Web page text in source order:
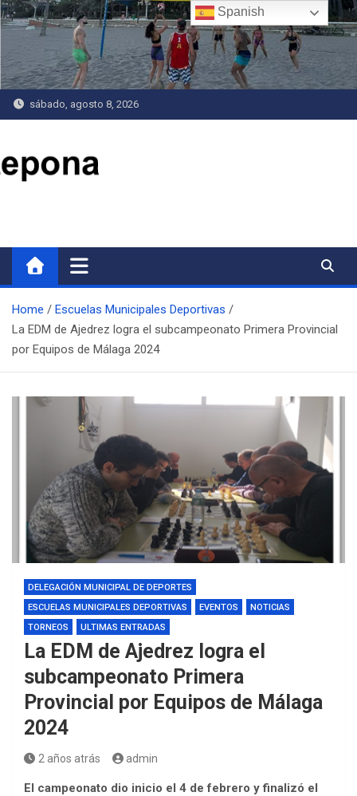
Saltar
al
contenido
sábado, agosto 8, 2026
Home
Escuelas Municipales Deportivas
La EDM de Ajedrez logra el subcampeonato Primera Provincial
por Equipos de Málaga 2024
DELEGACIÓN MUNICIPAL DE DEPORTES
ESCUELAS MUNICIPALES DEPORTIVAS
EVENTOS
NOTICIAS
TORNEOS
ULTIMAS ENTRADAS
La EDM de Ajedrez logra el
subcampeonato Primera
Provincial por Equipos de Málaga
2024
2 años atrás admin
El campeonato dio inicio el 4 de febrero y finalizó el
Spanish